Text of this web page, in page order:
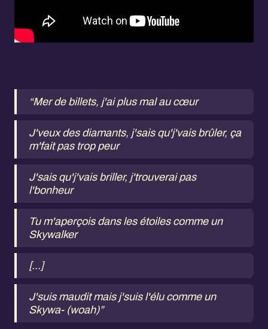
“Mer de billets, j'ai plus mal au cœur
J'veux des diamants, j'sais qu'j'vais brûler, ça
m'fait pas trop peur
J'sais qu'j'vais briller, j'trouverai pas
l'bonheur
Tu m'aperçois dans les étoiles comme un
Skywalker
[...]
J'suis maudit mais j'suis l'élu comme un
Skywa- (woah)”